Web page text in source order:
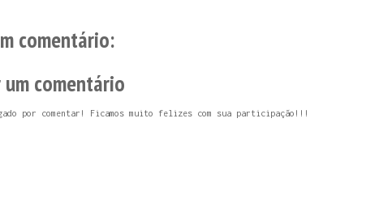
comentário:
um comentário
por comentar! Ficamos muito felizes com sua participação!!!